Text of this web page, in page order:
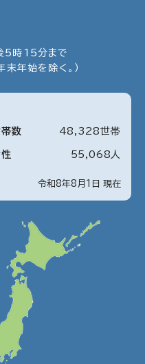
5時15分まで
末年始を除く。）
令和8年8月1日 現在
55 068 人
数 48 328世帯